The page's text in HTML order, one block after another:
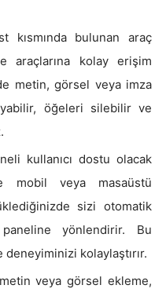
kısmında bulunan araç
araçlarına kolay erişim
metin, görsel veya imza
öğeleri silebilir ve
kullanıcı dostu olacak
mobil veya masaüstü
sizi otomatik
yönlendirir. Bu
kolaylaştırır.
veya görsel ekleme,